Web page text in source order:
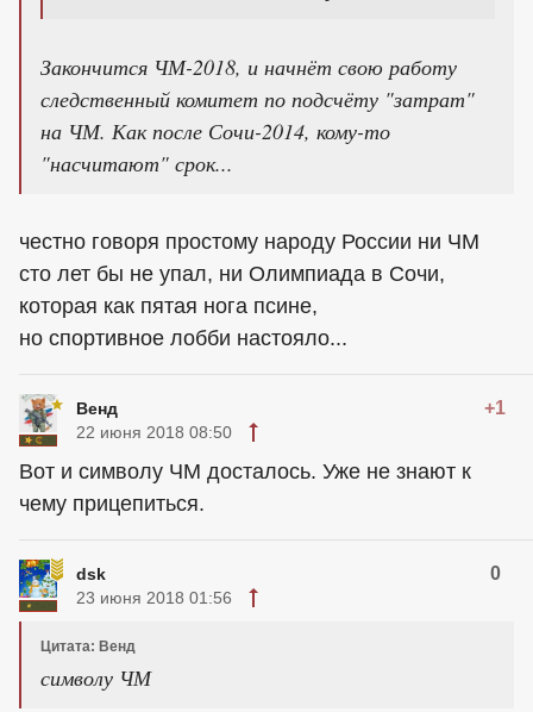
Закончится ЧМ-2018, и начнёт свою работу
следственный комитет по подсчёту "затрат"
на ЧМ. Как после Сочи-2014, кому-то
"насчитают" срок...
честно говоря простому народу России ни ЧМ
сто лет бы не упал, ни Олимпиада в Сочи,
которая как пятая нога псине,
но спортивное лобби настояло...
Венд +1
22 июня 2018 08:50
Вот и символу ЧМ досталось. Уже не знают к
чему прицепиться.
dsk 0
23 июня 2018 01:56
Цитата: Венд
символу ЧМ